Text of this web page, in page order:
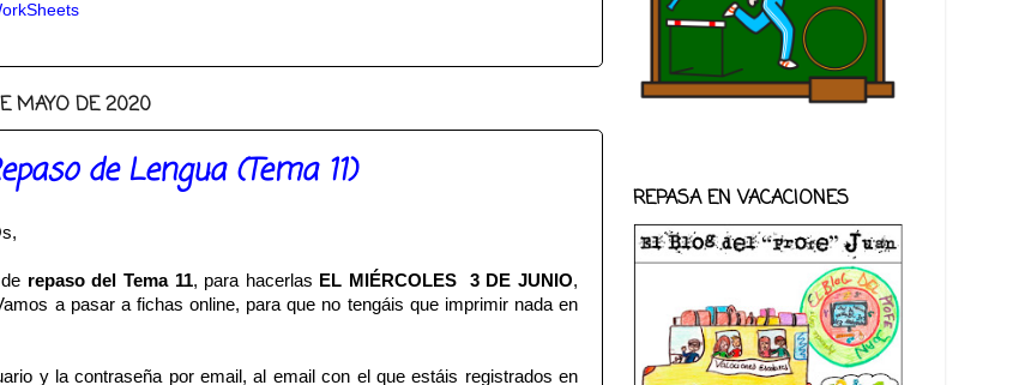
MAYO DE 2020
de Lengua (Tema 11)
repaso del Tema 11, para hacerlas EL MIÉRCOLES 3 DE JUNIO,
a pasar a fichas online, para que no tengáis que imprimir nada en
y la contraseña por email, al email con el que estáis registrados en
REPASA EN VACACIONES